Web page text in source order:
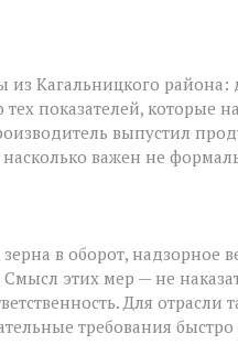
Кагальницкого
показателей, которые
выпустил
важен не
в оборот, надзорное
этих мер — не
Для
требования